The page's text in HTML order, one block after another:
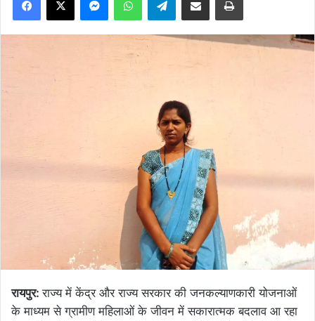
रायपुर:राज्य में केंद्र और राज्य सरकार की जनकल्याणकारी योजनाओं
के माध्यम से ग्रामीण महिलाओं के जीवन में सकारात्मक बदलाव आ रहा